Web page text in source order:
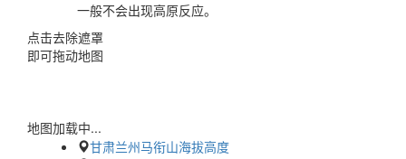
一般不会出现高原反应。
点击去除遮罩
即可拖动地图
地图加载中...
甘肃兰州马衔山海拔高度